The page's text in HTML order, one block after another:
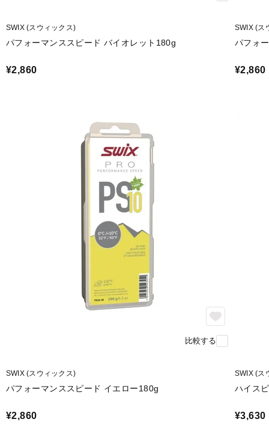
SWIX (スウィックス)
パフォーマンススピード バイオレット180g
¥2,860
SWIX (ス
パフォ
¥2,860
比較する
SWIX (スウィックス)
パフォーマンススピード イエロー180g
¥2,860
SWIX (ス
ハイス
¥3,630